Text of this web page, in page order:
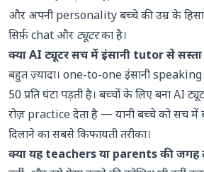
और अपनी personality बच्चे की उम्र के
सिर्फ़ chat और ट्यूटरका है।
क्या AI ट्यूटर सच में इंसानी tutor से सस्ता
बहुत ज़्यादा। one-to-one इंसानी
50 प्रति घंटा पड़ती है। बच्चों के लिए बना AI
रोज़ practice देता है — यानी बच्चे को सच में
दिलाने का सबसे किफायती तरीका।
क्या यह teachers या parents की जगह